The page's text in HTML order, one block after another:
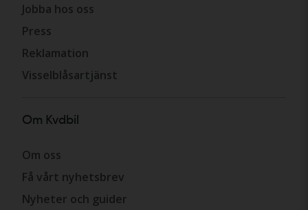
Jobba hos oss
Press
Reklamation
Visselblåsartjänst
Om Kvdbil
Om oss
Få vårt nyhetsbrev
Nyheter och guider